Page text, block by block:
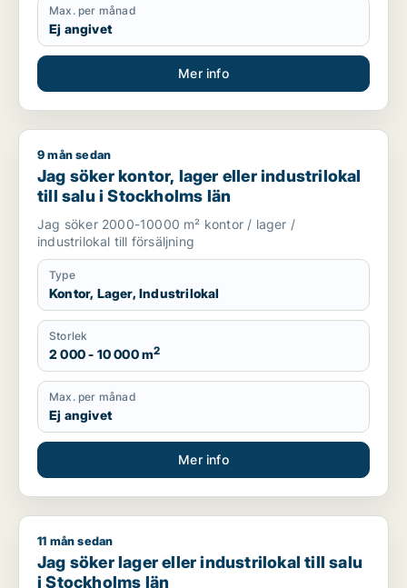
Max. per månad
Ej angivet
Mer info
Jag söker kontor, lager eller industrilokal till salu i
9 mån sedan
Jag söker kontor, lager eller industrilokal
till salu i Stockholms län
Jag söker 2000-10000 m² kontor / lager /
industrilokal till försäljning
Type
Kontor, Lager, Industrilokal
Storlek
2 000 - 10 000 m2
Max. per månad
Ej angivet
Mer info
Jag söker lager eller industrilokal till salu i Stockholms län
11 mån sedan
Jag söker lager eller industrilokal till salu
i Stockholms län